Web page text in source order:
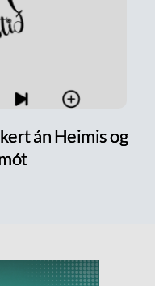
án Heimis og